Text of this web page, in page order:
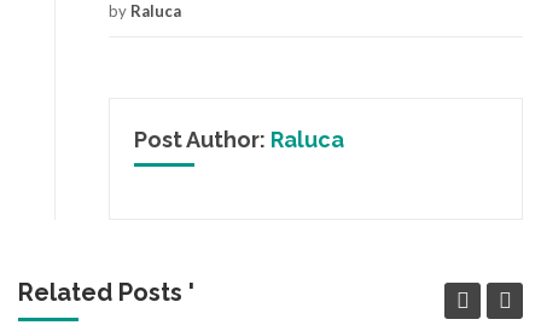
by Raluca
Post Author: Raluca
Related Posts '